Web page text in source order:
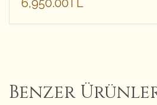
6,950.00TL
Benzer